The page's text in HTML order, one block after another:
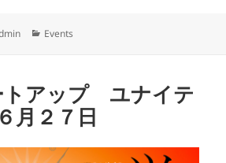
Categories
Events
トアップ ユナイテ
２７日